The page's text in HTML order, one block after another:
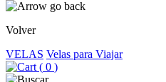
Volver
VELAS Velas para Viajar
( 0 )